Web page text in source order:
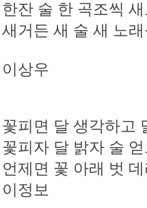
한잔 술 한 곡조씩
새거든 새 술 새 노
이상우
꽃피면 달 생각하고
꽃피자 달 밝자 술
언제면 꽃 아래 벗
이정보